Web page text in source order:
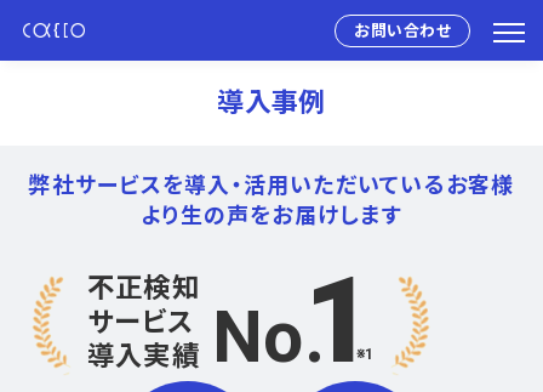
お問い合わせ
導入事例
弊社サービスを導入・活用いただいている お客様
より生の声をお届けします
不正検知
サービス
導入実績 No1※1